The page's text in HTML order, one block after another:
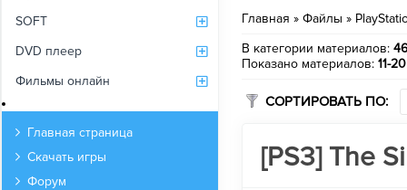
SOFT
DVD плеер
Фильмы онлайн
Главная страница
Скачать игры
Форум
Главная » Файлы »
В категории материалов:
Показано материалов: 11-20
СОРТИРОВАТЬ ПО:
[PS3] The